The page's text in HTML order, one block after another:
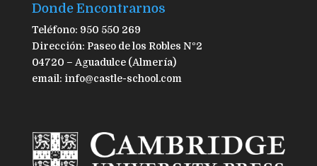
Donde Encontrarnos
Teléfono: 950 550 269
Dirección: Paseo de los Robles Nº2
04720 – Aguadulce (Almería)
email: info@castle-school.com